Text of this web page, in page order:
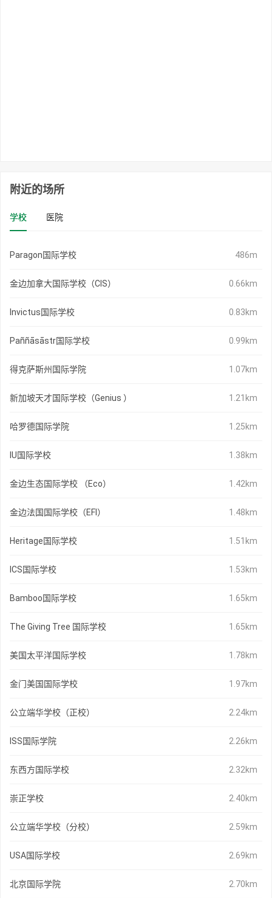
附近的场所
学校 医院
Paragon国际学校 486m
金边加拿大国际学校（CIS） 0.66km
Invictus国际学校 0.83km
Paññāsāstr国际学校 0.99km
得克萨斯州国际学院 1.07km
新加坡天才国际学校（Genius ） 1.21km
哈罗德国际学院 1.25km
IU国际学校 1.38km
金边生态国际学校 （Eco） 1.42km
金边法国国际学校（EFI） 1.48km
Heritage国际学校 1.51km
ICS国际学校 1.53km
Bamboo国际学校 1.65km
The Giving Tree 国际学校 1.65km
美国太平洋国际学校 1.78km
金门美国国际学校 1.97km
公立端华学校（正校） 2.24km
ISS国际学院 2.26km
东西方国际学校 2.32km
崇正学校 2.40km
公立端华学校（分校） 2.59km
USA国际学校 2.69km
北京国际学院 2.70km